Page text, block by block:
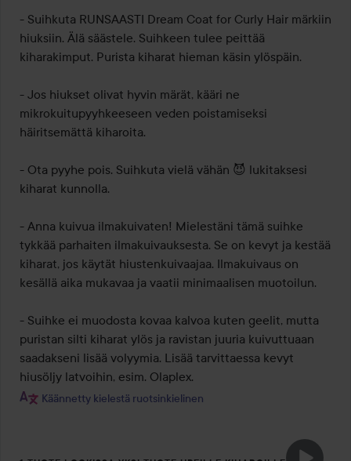
- Suihkuta RUNSAASTI Dream Coat for Curly Hair märkiin
hiuksiin. Älä säästele. Suihkeen tulee peittää
kiharakimput. Purista kiharat hieman käsin ylöspäin.
- Jos hiukset olivat hyvin märät, kääri ne
mikrokuitupyyhkeeseen veden poistamiseksi
häiritsemättä kiharoita.
- Ota pyyhe pois. Suihkuta vielä vähän 😈 lukitaksesi
kiharat kunnolla.
- Anna kuivua ilmakuivaten! Mielestäni tämä suihke
tykkää parhaiten ilmakuivauksesta. Se on kevyt ja kestää
kiharat, jos käytät hiustenkuivaajaa. Ilmakuivaus on
kesällä aika mukavaa ja vaatii minimaalisen muotoilun.
- Suihke ei muodosta kovaa kalvoa kuten geelit, mutta
puristan silti kiharat ylös ja ravistan juuria kuivuttuaan
saadakseni lisää volyymia. Lisää tarvittaessa kevyt
hiusöljy latvoihin, esim. Olaplex.
Käännetty kielestä ruotsinkielinen